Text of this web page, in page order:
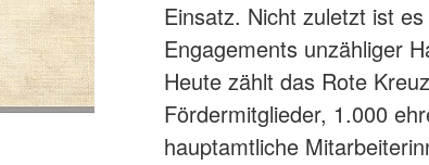
Einsatz. Nicht zuletzt ist
Engagements unzähliger
Heute zählt das Rote
Fördermitglieder, 1.000
hauptamtliche